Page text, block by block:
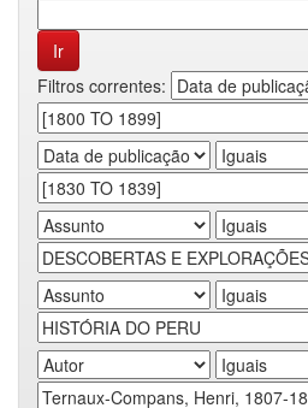
Filtros correntes: